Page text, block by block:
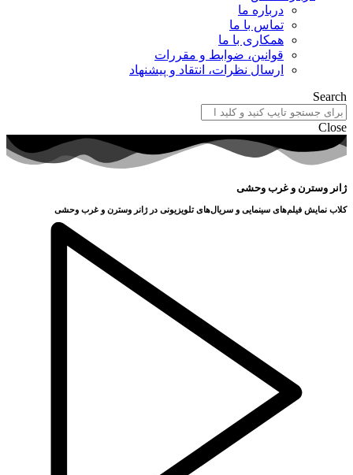
درباره ما
تماس با ما
همکاری با ما
قوانین، ضوابط و مقررات
ارسال نظرات، انتقاد و پیشنهاد
Search
Close
ژانر وسترن و غرب وحشی
کلاب نمایش فیلم‌های سینمایی و سریال‌های تلویزیونی در ژانر وسترن و غرب وحشی